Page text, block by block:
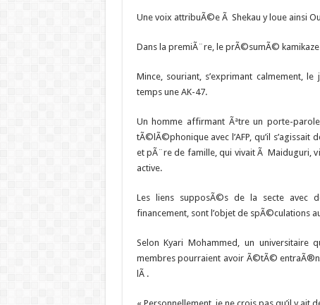
Une voix attribuÃ©e Ã Shekau y loue ainsi
Dans la premiÃ¨re, le prÃ©sumÃ©
Mince, souriant, s’exprimant calmement,
temps une AK-47.
Un homme affirmant Ãªtre un porte-
tÃ©lÃ©phonique avec l’AFP, qu’il
et pÃ¨re de famille, qui vivait Ã Maiduguri,
active.
Les liens supposÃ©s de la secte avec
financement, sont l’objet de spÃ©culations
Selon Kyari Mohammed, un
membres pourraient avoir Ã©tÃ©
lÃ .